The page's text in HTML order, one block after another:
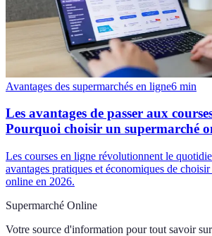
Avantages des supermarchés en ligne6 min
Les avantages de passer aux
Pourquoi choisir un supermarché
Les courses en ligne révolutionnent le
avantages pratiques et économiques de
online en 2026.
Supermarché Online
Votre source d'information pour tout savoir sur